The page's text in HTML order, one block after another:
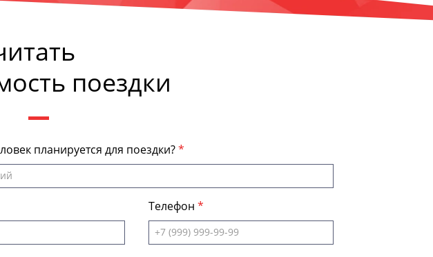
поездки
планируется для поездки?
Телефон